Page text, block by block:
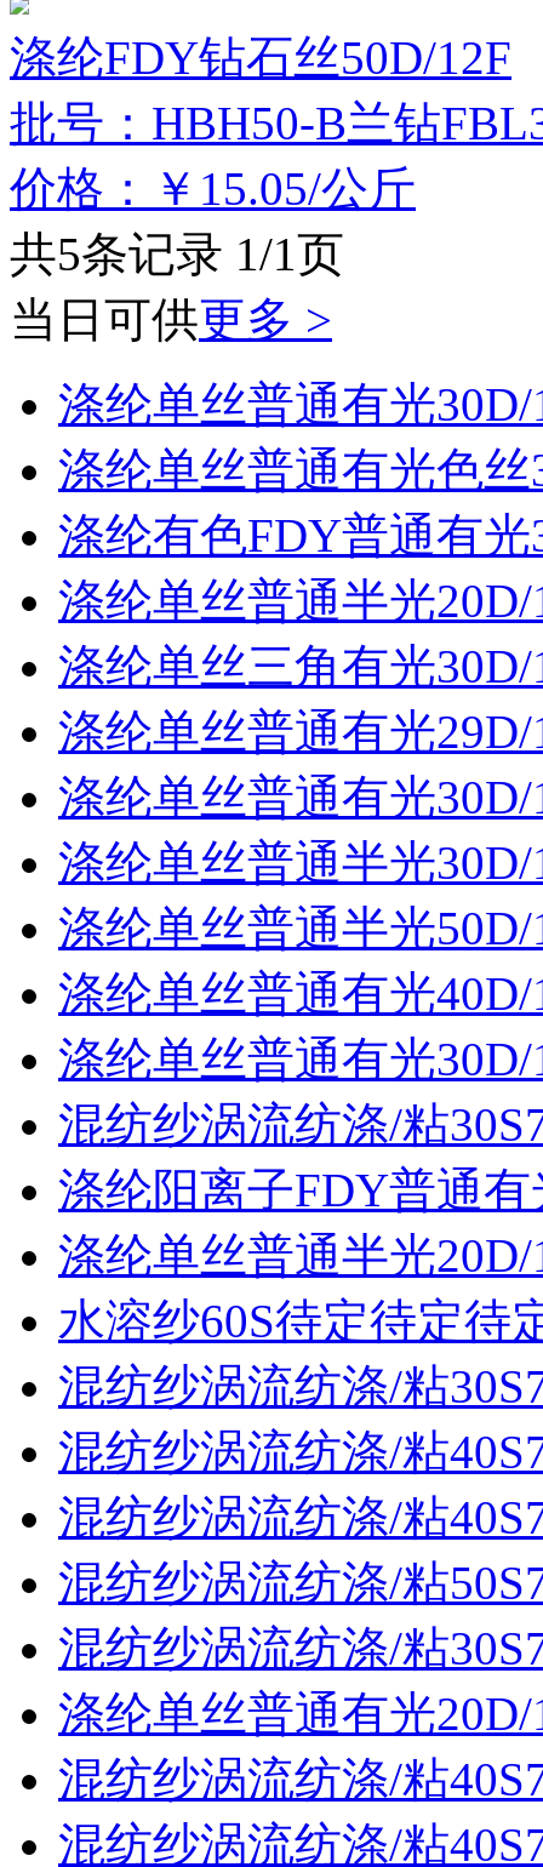
涤纶FDY钻石丝50D/12F
批号：HBH50-B兰钻
价格：￥15.05/公斤
共5条记录 1/1页
当日可供更多 >
涤纶单丝普通有光30D/
涤纶单丝普通有光色丝
涤纶有色FDY普通有光
涤纶单丝普通半光20D/
涤纶单丝三角有光30D/
涤纶单丝普通有光29D/
涤纶单丝普通有光30D/
涤纶单丝普通半光30D/
涤纶单丝普通半光50D/
涤纶单丝普通有光40D/
涤纶单丝普通有光30D/
混纺纱涡流纺涤/粘
涤纶阳离子FDY普通有
涤纶单丝普通半光20D/
水溶纱60S待定待定待
混纺纱涡流纺涤/粘
混纺纱涡流纺涤/粘
混纺纱涡流纺涤/粘
混纺纱涡流纺涤/粘
混纺纱涡流纺涤/粘
涤纶单丝普通有光20D/
混纺纱涡流纺涤/粘
混纺纱涡流纺涤/粘